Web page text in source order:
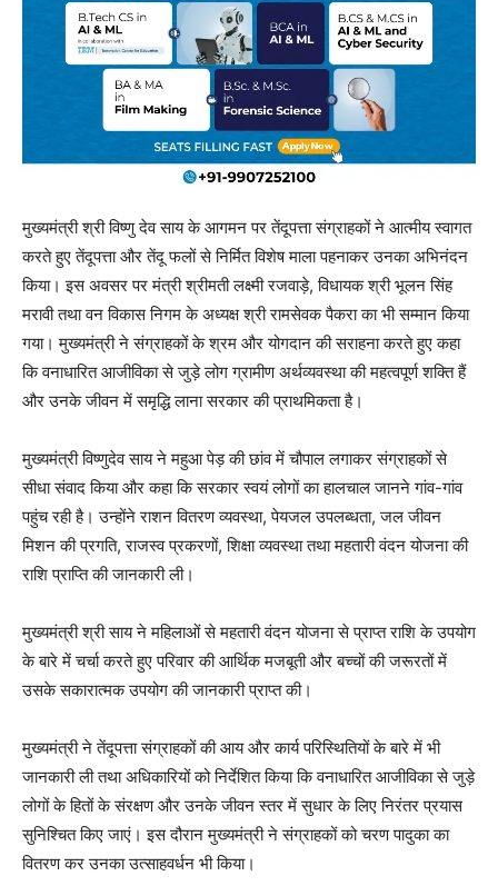
मुख्यमंत्री श्री विष्णु देव साय के आगमन पर तेंदूपत्ता संग्राहकों ने आत्मीय स्वागत
करते हुए तेंदूपत्ता और तेंदू फलों से निर्मित विशेष माला पहनाकर उनका अभिनंदन
किया। इस अवसर पर मंत्री श्रीमती लक्ष्मी रजवाड़े, विधायक श्री भूलन सिंह
मरावी तथा वन विकास निगम के अध्यक्ष श्री रामसेवक पैकरा का भी सम्मान किया
गया। मुख्यमंत्री ने संग्राहकों के श्रम और योगदान की सराहना करते हुए कहा
कि वनाधारित आजीविका से जुड़े लोग ग्रामीण अर्थव्यवस्था की महत्वपूर्ण शक्ति हैं
और उनके जीवन में समृद्धि लाना सरकार की प्राथमिकता है।
मुख्यमंत्री विष्णुदेव साय ने महुआ पेड़ की छांव में चौपाल लगाकर संग्राहकों से
सीधा संवाद किया और कहा कि सरकार स्वयं लोगों का हालचाल जानने गांव-गांव
पहुंच रही है। उन्होंने राशन वितरण व्यवस्था, पेयजल उपलब्धता, जल जीवन
मिशन की प्रगति, राजस्व प्रकरणों, शिक्षा व्यवस्था तथा महतारी वंदन योजना की
राशि प्राप्ति की जानकारी ली।
मुख्यमंत्री श्री साय ने महिलाओं से महतारी वंदन योजना से प्राप्त राशि के उपयोग
के बारे में चर्चा करते हुए परिवार की आर्थिक मजबूती और बच्चों की जरूरतों में
उसके सकारात्मक उपयोग की जानकारी प्राप्त की।
मुख्यमंत्री ने तेंदूपत्ता संग्राहकों की आय और कार्य परिस्थितियों के बारे में भी
जानकारी ली तथा अधिकारियों को निर्देशित किया कि वनाधारित आजीविका से जुड़े
लोगों के हितों के संरक्षण और उनके जीवन स्तर में सुधार के लिए निरंतर प्रयास
सुनिश्चित किए जाएं। इस दौरान मुख्यमंत्री ने संग्राहकों को चरण पादुका का
वितरण कर उनका उत्साहवर्धन भी किया।